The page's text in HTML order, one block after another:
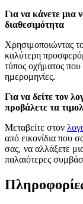
Για να κάνετε μια
διαθεσιμότητα
Χρησιμοποιώντας
καλύτερη
τύπος οχήματος που
ημερομηνίες.
Για να δείτε τον
προβάλετε τα
Μεταβείτε στον
από εικονίδια που
σας, να αλλάξετε
παλαιότερες